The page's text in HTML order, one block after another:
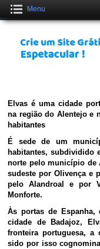
Menu
Elvas é uma cidade
na região do Alentejo e
habitantes
É sede de um
habitantes, subdividido
norte pelo município de
sudeste por Olivença e
pelo Alandroal e por
Monforte.
Às portas de
cidade de Badajoz,
fronteira portuguesa, a
sido por isso
Crie uma Loja